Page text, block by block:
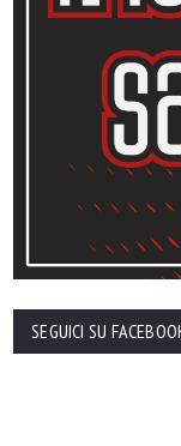
SEGUICI SU